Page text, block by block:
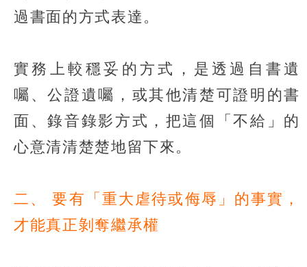
過書面的方式表達。
實務上較穩妥的方式，是透過自書遺
囑、公證遺囑，或其他清楚可證明的書
面、錄音錄影方式，把這個「不給」的
心意清清楚楚地留下來。
二、 要有「重大虐待或侮辱」的事實，
才能真正剝奪繼承權